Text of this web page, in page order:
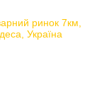
ринок 7км,
Україна